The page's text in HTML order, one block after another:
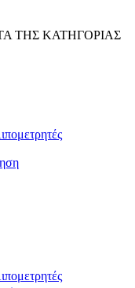
ΤΗΣ ΚΑΤΗΓΟΡΙΑΣ